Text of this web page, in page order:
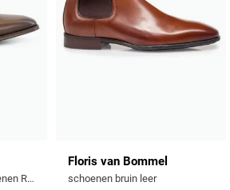
Van Bommel nette schoenen Raffa effen leer bruin
Floris van Bommel
schoenen bruin leer